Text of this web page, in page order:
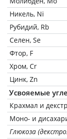
Никель, Ni
Рубидий, Rb
Селен, Se
Фтор, F
Хром, Cr
Цинк, Zn
Усвояемые
Крахмал и
Моно- и
Глюкоза